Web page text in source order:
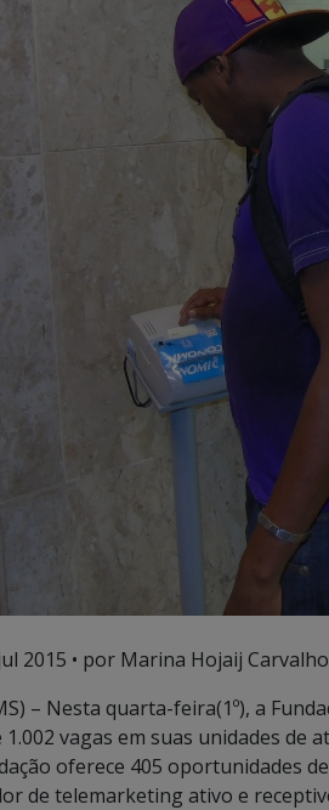
2015 • por Marina Hojaij
– Nesta quarta-feira(1º), a
vagas em suas unidades de
oferece 405 oportunidades
de telemarketing ativo e